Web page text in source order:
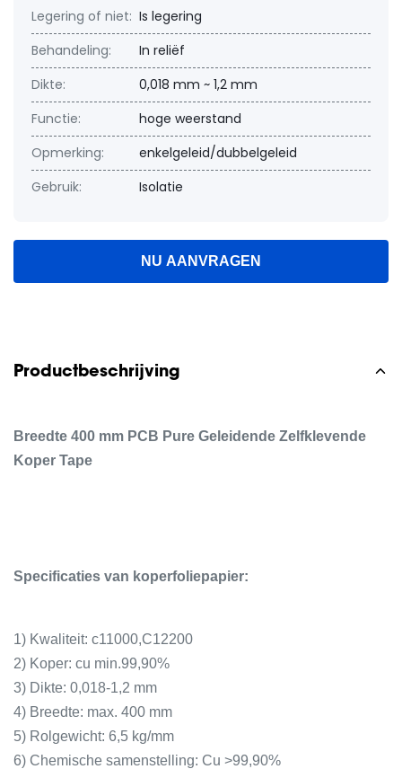
Legering of niet: Is legering
Behandeling:
In reliëf
Dikte:
0,018 mm ~ 1,2 mm
Functie:
hoge weerstand
Opmerking:
enkelgeleid/dubbelgeleid
Gebruik:
Isolatie
NU AANVRAGEN
Productbeschrijving
Breedte 400 mm PCB Pure Geleidende Zelfklevende
Koper Tape
Specificaties van koperfoliepapier:
1) Kwaliteit: c11000,C12200
2) Koper: cu min.99,90%
3) Dikte: 0,018-1,2 mm
4) Breedte: max. 400 mm
5) Rolgewicht: 6,5 kg/mm
6) Chemische samenstelling: Cu >99,90%